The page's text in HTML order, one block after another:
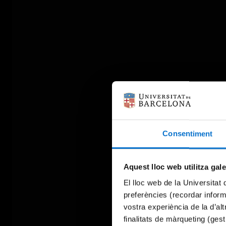
Consentiment
Aquest lloc web utilitza
El lloc web de la Universitat
preferències (recordar
vostra experiència de la
finalitats de màrqueting